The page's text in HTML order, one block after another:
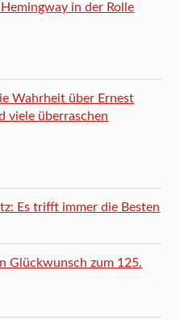
in der Rolle
Wahrheit über Ernest
viele überraschen
Es trifft immer die Besten
Glückwunsch zum 125.